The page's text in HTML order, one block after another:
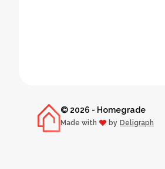
© 2026 - Homegrade
Made with love
by Deligraph